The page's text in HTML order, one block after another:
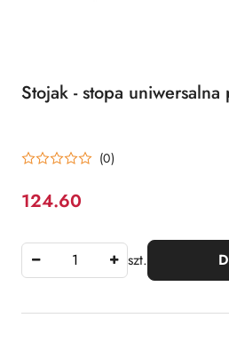
Stojak - stopa
(0)
Cena:
124.60
szt.